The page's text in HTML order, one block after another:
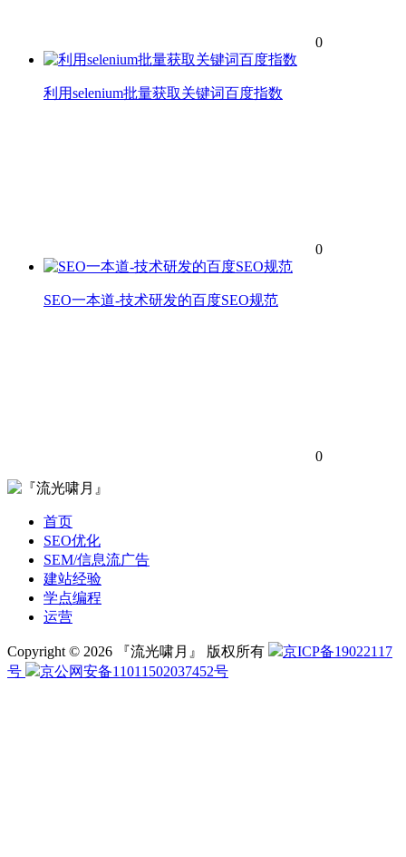
0
利用selenium批量获取关键词百度指数
0
SEO一本道-技术研发的百度SEO规范
0
首页
SEO优化
SEM/信息流广告
建站经验
学点编程
运营
Copyright © 2026 『流光啸月』 版权所有
京ICP备19022117
号
京公网安备11011502037452号